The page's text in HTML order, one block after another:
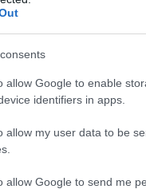
allow Google to enable
identifiers in apps.
allow my user data to be
allow Google to send me
e di quelli degli
indeterminato,
di contratto
era stata